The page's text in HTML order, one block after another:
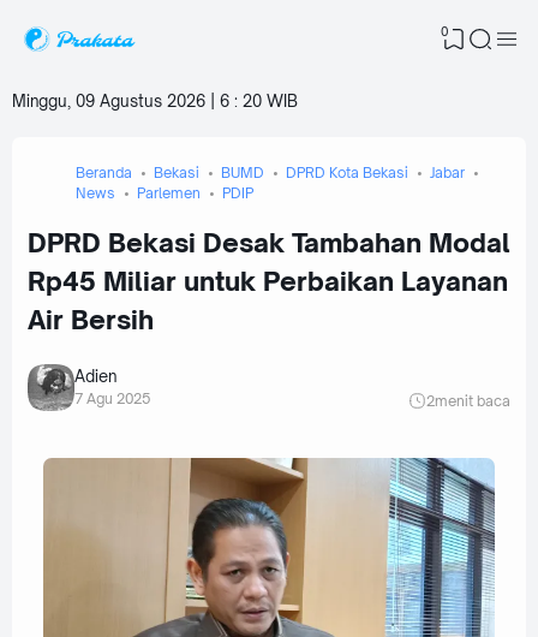
0
Minggu, 09 Agustus 2026 | 6 : 20 WIB
Beranda Bekasi BUMD DPRD Kota Bekasi
Jabar
News
Parlemen PDIP
DPRD Bekasi Desak Tambahan Modal
Rp45 Miliar untuk Perbaikan Layanan
Air Bersih
Adien
7 Agu 2025 2menit baca